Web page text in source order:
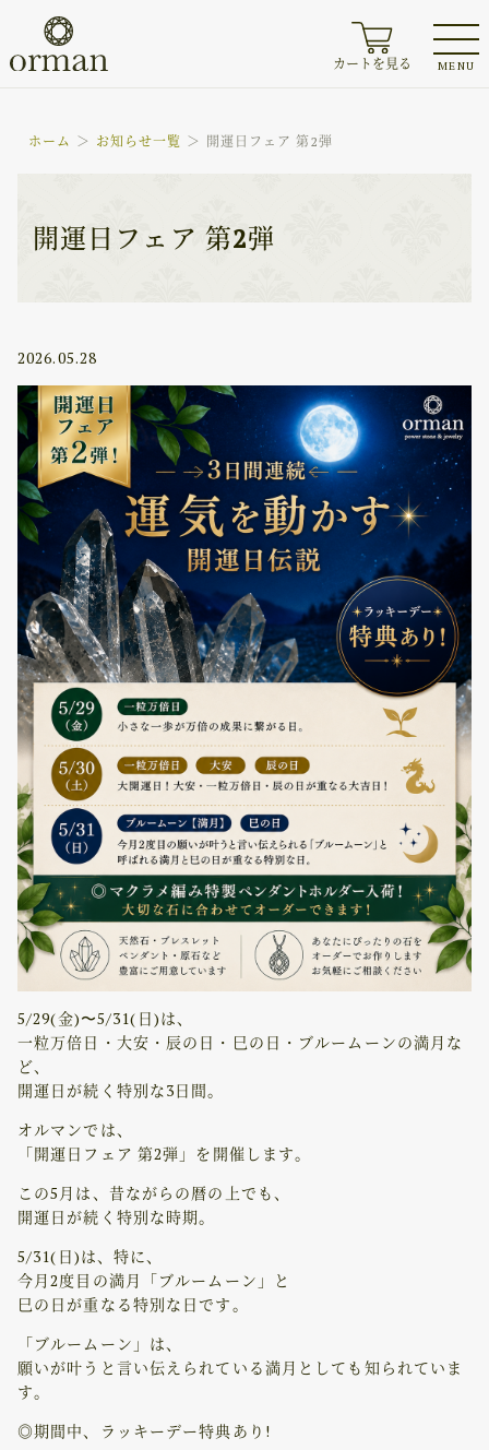
カートを見る MENU
ホーム お知らせ一覧 開運日フェア 第2弾
開運日フェア 第2弾
2026.05.28
5/29(金)〜5/31(日)は、
一粒万倍日・大安・辰の日・巳の日・ブルームーンの満月な
ど、
開運日が続く特別な3日間。
オルマンでは、
「開運日フェア 第2弾」を開催します。
この5月は、昔ながらの暦の上でも、
開運日が続く特別な時期。
5/31(日)は、特に、
今月2度目の満月「ブルームーン」と
巳の日が重なる特別な日です。
「ブルームーン」は、
願いが叶うと言い伝えられている満月としても知られていま
す。
◎期間中、ラッキーデー特典あり!